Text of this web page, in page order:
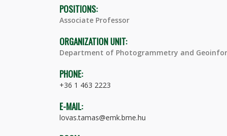
POSITIONS:
Associate Professor
ORGANIZATION UNIT:
Department of Photogrammetry and
PHONE:
+36 1 463 2223
E-MAIL:
lovas.tamas@emk.bme.hu